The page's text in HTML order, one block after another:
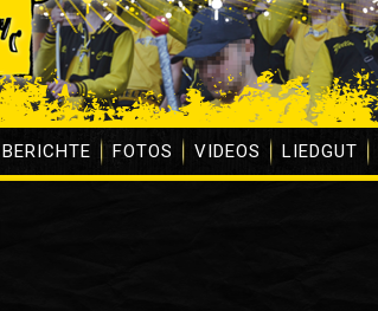
BERICHTE FOTOS VIDEOS LIEDGUT